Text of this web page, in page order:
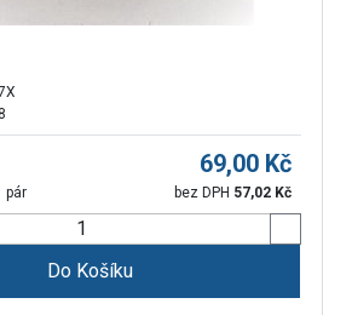
pár
69,00 Kč
bez DPH 57,02 Kč
Do Košíku